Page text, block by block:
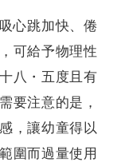
心跳加快、倦
可給予物理性
八・五度且有
要注意的是，
，讓幼童得以
圍而過量使用